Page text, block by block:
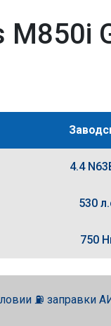
4.4
530
750
⛽